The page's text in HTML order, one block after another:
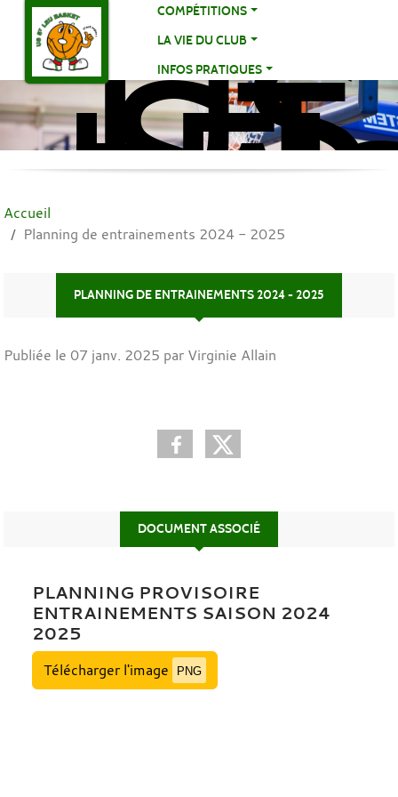
COMPÉTITIONS
LA VIE DU CLUB
INFOS PRATIQUES
US
ST
Accueil
Planning de entrainements 2024 - 2025
PLANNING DE ENTRAINEMENTS 2024 - 2025
Publiée le 07 janv. 2025 par Virginie Allain
DOCUMENT ASSOCIÉ
PLANNING PROVISOIRE
ENTRAINEMENTS SAISON 2024
2025
Télécharger l'image PNG
Panneau de gestion des cookies